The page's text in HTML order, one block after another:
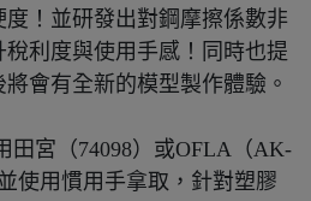
！並研發出對鋼摩擦係數非
利度與使用手感！同時也提
會有全新的模型製作體驗。
宮（74098）或OFLA（AK-
使用慣用手拿取，針對塑膠